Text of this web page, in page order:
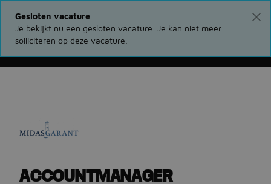
Gesloten vacature
Je bekijkt nu een gesloten vacature. Je kan niet meer
solliciteren op deze vacature.
ACCOUNTMANAGER